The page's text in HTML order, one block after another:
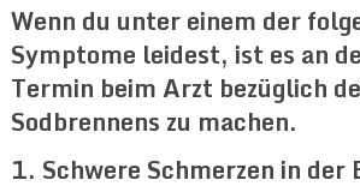
Wenn du unter einem der
Symptome leidest, ist es an
Termin beim Arzt bezüglich
Sodbrennens zu machen.
1. Schwere Schmerzen in der